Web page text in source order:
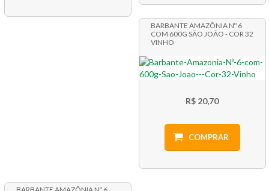
BARBANTE AMAZÔNIA Nº 6
COM 600G SÃO JOÃO - COR 32
VINHO
R$ 20,70
COMPRAR
BARBANTE AMAZÔNIA Nº 6